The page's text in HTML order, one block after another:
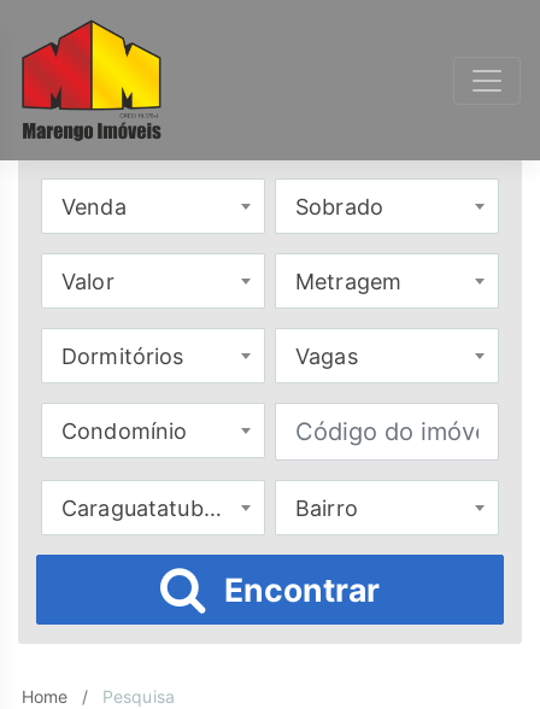
Venda Sobrado
Valor Metragem
Dormitórios Vagas
Condomínio
Caraguatatuba - SP Bairro
Encontrar
Home Pesquisa